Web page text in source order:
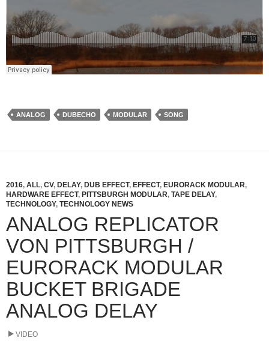
ANALOG DUBECHO MODULAR SONG
2016, ALL, CV, DELAY, DUB EFFECT, EFFECT, EURORACK MODULAR,
HARDWARE EFFECT, PITTSBURGH MODULAR, TAPE DELAY,
TECHNOLOGY, TECHNOLOGY NEWS
ANALOG REPLICATOR
VON PITTSBURGH /
EURORACK MODULAR
BUCKET BRIGADE
ANALOG DELAY
VIDEO